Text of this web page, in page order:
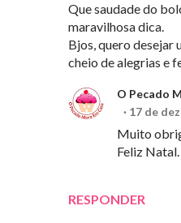
Que saudade do
maravilhosa dica.
Bjos, quero desejar
cheio de alegrias e
RESPONDER
O Pecado
17 de
Muito
Feliz Natal.